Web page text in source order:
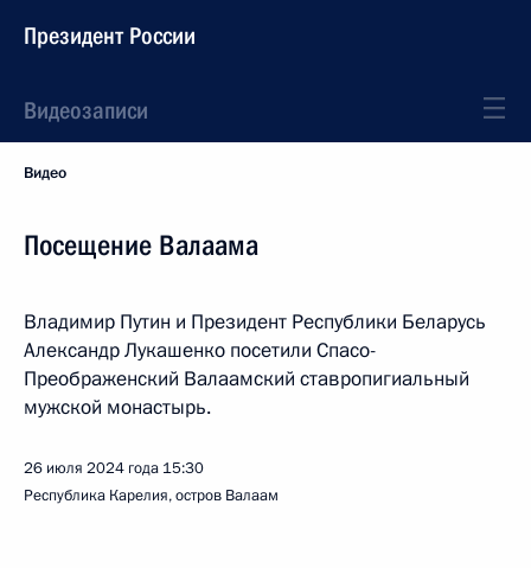
Президент России
Видеозаписи
Видео
Посещение Валаама
Владимир Путин и Президент Республики Беларусь
Александр Лукашенко посетили Спасо-
Преображенский Валаамский ставропигиальный
мужской монастырь.
26 июля 2024 года 15:30
Республика Карелия, остров Валаам